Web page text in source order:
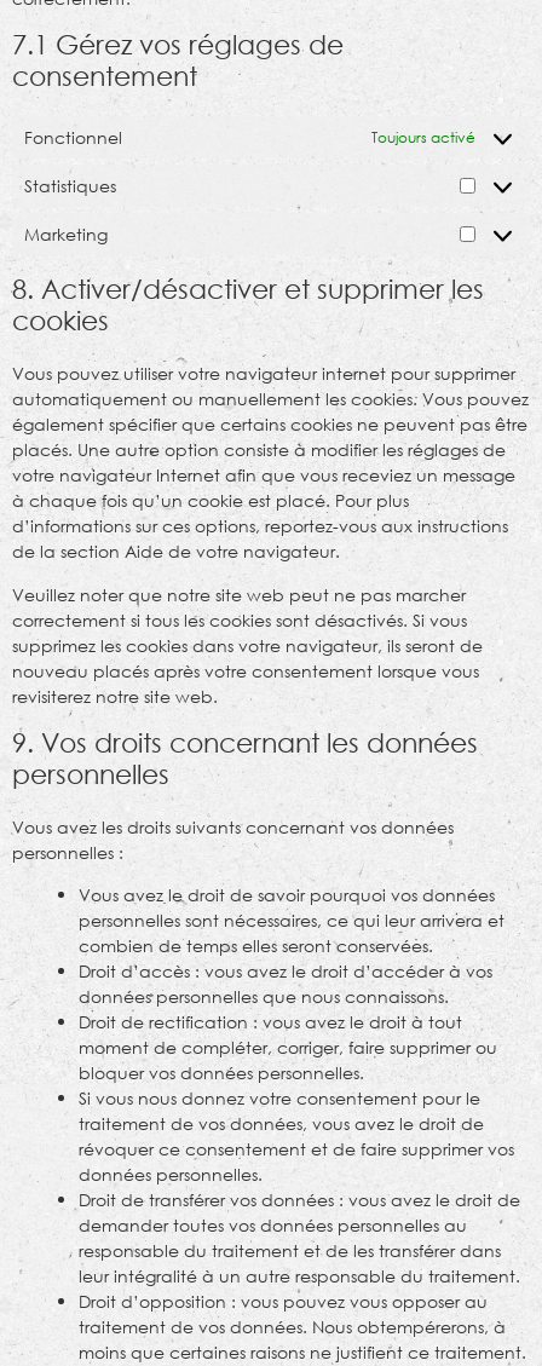
7.1 Gérez vos réglages de
consentement
Fonctionnel Toujours activé
Statistiques
Marketing
8. Activer/désactiver et supprimer les
cookies
Vous pouvez utiliser votre navigateur internet pour supprimer
automatiquement ou manuellement les cookies. Vous pouvez
également spécifier que certains cookies ne peuvent pas être
placés. Une autre option consiste à modifier les réglages de
votre navigateur Internet afin que vous receviez un message
à chaque fois qu’un cookie est placé. Pour plus
d’informations sur ces options, reportez-vous aux instructions
de la section Aide de votre navigateur.
Veuillez noter que notre site web peut ne pas marcher
correctement si tous les cookies sont désactivés. Si vous
supprimez les cookies dans votre navigateur, ils seront de
nouveau placés après votre consentement lorsque vous
revisiterez notre site web.
9. Vos droits concernant les données
personnelles
Vous avez les droits suivants concernant vos données
personnelles :
Vous avez le droit de savoir pourquoi vos données
personnelles sont nécessaires, ce qui leur arrivera et
combien de temps elles seront conservées.
Droit d’accès : vous avez le droit d’accéder à vos
données personnelles que nous connaissons.
Droit de rectification : vous avez le droit à tout
moment de compléter, corriger, faire supprimer ou
bloquer vos données personnelles.
Si vous nous donnez votre consentement pour le
traitement de vos données, vous avez le droit de
révoquer ce consentement et de faire supprimer vos
données personnelles.
Droit de transférer vos données : vous avez le droit de
demander toutes vos données personnelles au
responsable du traitement et de les transférer dans
leur intégralité à un autre responsable du traitement.
Droit d’opposition : vous pouvez vous opposer au
traitement de vos données. Nous obtempérerons, à
moins que certaines raisons ne justifient ce traitement.